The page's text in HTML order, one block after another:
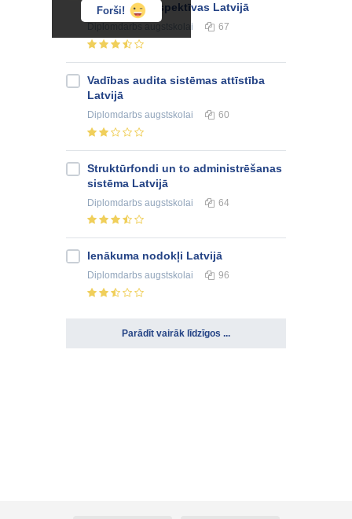
Forši!
attīstības perspektīvas Latvijā
augstskolai 67
Vadības audita sistēmas attīstība
Latvijā
Diplomdarbs augstskolai 60
Struktūrfondi un to administrēšanas
sistēma Latvijā
Diplomdarbs augstskolai 64
Ienākuma nodokļi Latvijā
Diplomdarbs augstskolai 96
Parādīt vairāk līdzīgos ...